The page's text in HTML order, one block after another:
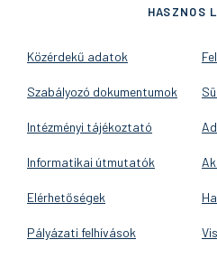
HASZNOS
Közérdekű adatok
Szabályozó dokumentumok
Intézményi tájékoztató
Informatikai útmutatók
Elérhetőségek
Pályázati felhívások